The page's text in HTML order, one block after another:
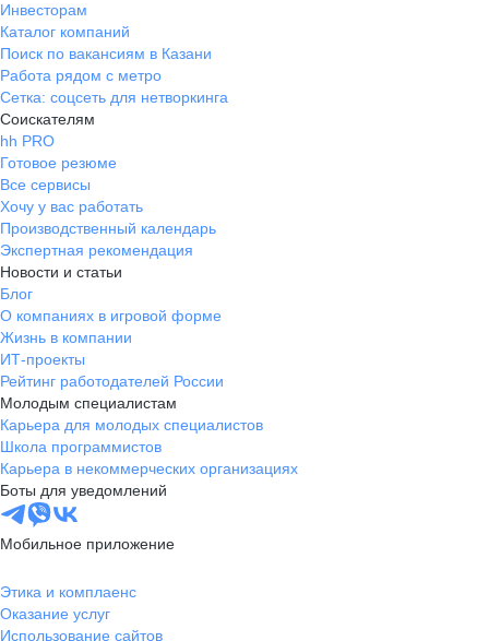
Инвесторам
Каталог компаний
Поиск по вакансиям в Казани
Работа рядом с метро
Сетка: соцсеть для нетворкинга
Соискателям
hh PRO
Готовое резюме
Все сервисы
Хочу у вас работать
Производственный календарь
Экспертная рекомендация
Новости и статьи
Блог
О компаниях в игровой форме
Жизнь в компании
ИТ-проекты
Рейтинг работодателей России
Молодым специалистам
Карьера для молодых специалистов
Школа программистов
Карьера в некоммерческих организациях
Боты для уведомлений
Мобильное приложение
Этика и комплаенс
Оказание услуг
Использование сайтов